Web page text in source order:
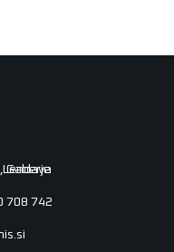
Gaberje
Lendava
708 742